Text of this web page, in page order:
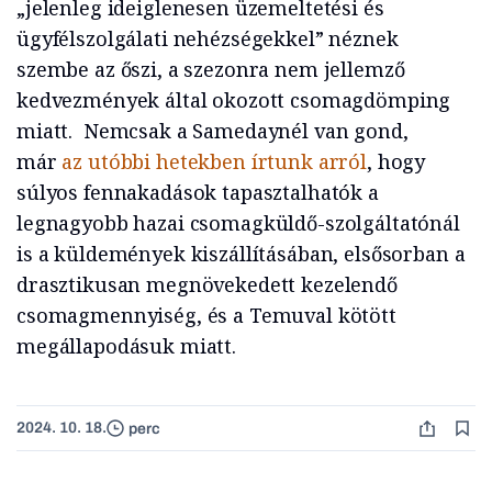
„jelenleg ideiglenesen üzemeltetési és
ügyfélszolgálati nehézségekkel” néznek
szembe az őszi, a szezonra nem jellemző
kedvezmények által okozott csomagdömping
miatt. Nemcsak a Samedaynél van gond,
már az utóbbi hetekben írtunk arról, hogy
súlyos fennakadások tapasztalhatók a
legnagyobb hazai csomagküldő-szolgáltatónál
is a küldemények kiszállításában, elsősorban a
drasztikusan megnövekedett kezelendő
csomagmennyiség, és a Temuval kötött
megállapodásuk miatt.
2024. 10. 18. perc